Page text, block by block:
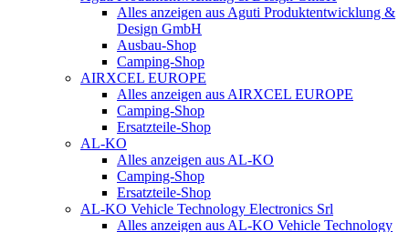
Alles anzeigen aus Aguti Produktentwicklung &
Design GmbH
Ausbau-Shop
Camping-Shop
AIRXCEL EUROPE
Alles anzeigen aus AIRXCEL EUROPE
Camping-Shop
Ersatzteile-Shop
AL-KO
Alles anzeigen aus AL-KO
Camping-Shop
Ersatzteile-Shop
AL-KO Vehicle Technology Electronics Srl
Alles anzeigen aus AL-KO Vehicle Technology